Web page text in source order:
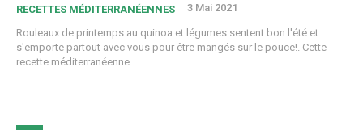
RECETTES MÉDITERRANÉENNES 3 Mai 2021
Rouleaux de printemps au quinoa et légumes sentent bon l'été et
s'emporte partout avec vous pour être mangés sur le pouce!. Cette
recette méditerranéenne...